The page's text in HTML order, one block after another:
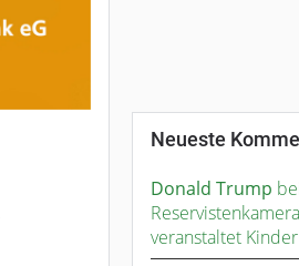
Neueste
Donald Trump
veranstaltet